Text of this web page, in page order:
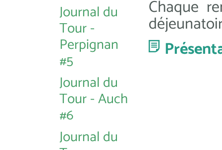
Journal du
Tour -
Perpignan
#5
Journal du
Tour - Auch
#6
Journal du
Chaque